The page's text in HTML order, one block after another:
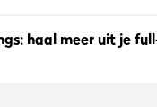
haal meer uit je